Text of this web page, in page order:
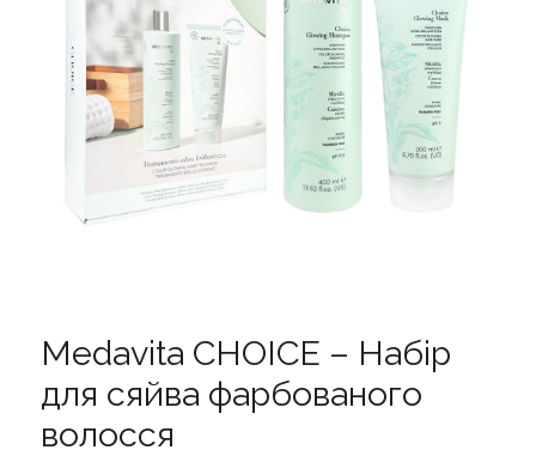
Medavita CHOICE – Набір
для сяйва фарбованого
волосся